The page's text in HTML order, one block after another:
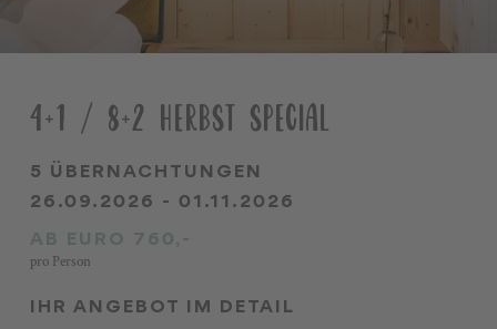
Familien
Winter
Impressionen
4+1 / 8+2 HERBST SPECIAL
5 ÜBERNACHTUNGEN
26.09.2026 - 01.11.2026
AB EURO 760,-
pro Person
IHR ANGEBOT IM DETAIL